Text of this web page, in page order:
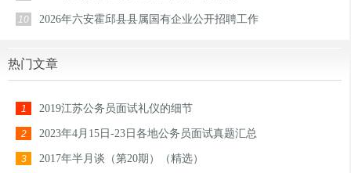
10 2026年六安霍邱县县属国有企业公开招聘工作
热门文章
1 2019江苏公务员面试礼仪的细节
2 2023年4月15日-23日各地公务员面试真题汇总
3 2017年半月谈（第20期）（精选）